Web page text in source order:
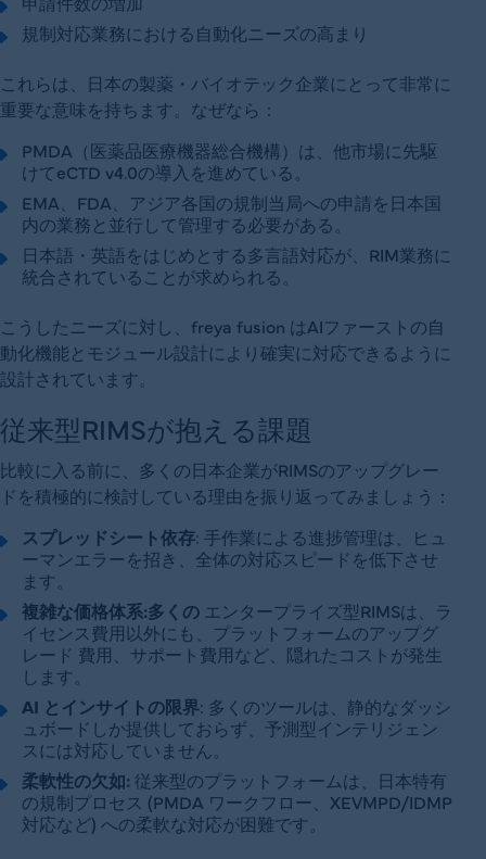
規制対応業務における自動化ニーズの高まり
これらは、日本の製薬・バイオテック企業にとって非常に
重要な意味を持ちます。なぜなら：
PMDA（医薬品医療機器総合機構）は、他市場に先駆
けてeCTD v4.0の導入を進めている。
EMA、FDA、アジア各国の規制当局への申請を日本国
内の業務と並行して管理する必要がある。
日本語・英語をはじめとする多言語対応が、RIM業務に
統合されていることが求められる。
こうしたニーズに対し、freya fusion はAIファーストの自
動化機能とモジュール設計により確実に対応できるように
設計されています。
従来型RIMSが抱える課題
比較に入る前に、多くの日本企業がRIMSのアップグレー
ドを積極的に検討している理由を振り返ってみましょう：
スプレッドシート依存: 手作業による進捗管理は、ヒュ
ーマンエラーを招き、全体の対応スピードを低下させ
ます。
複雑な価格体系:多くの エンタープライズ型RIMSは、ラ
イセンス費用以外にも、プラットフォームのアップグ
レード 費用、サポート費用など、隠れたコストが発生
します。
AI とインサイトの限界: 多くのツールは、静的なダッシ
ュボードしか提供しておらず、予測型インテリジェン
スには対応していません。
柔軟性の欠如: 従来型のプラットフォームは、日本特有
の規制プロセス (PMDA ワークフロー、XEVMPD/IDMP
対応など) への柔軟な対応が困難です。